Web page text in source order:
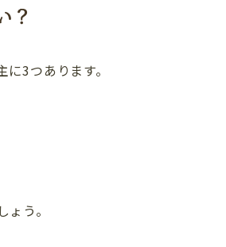
？
3つあります。
う。